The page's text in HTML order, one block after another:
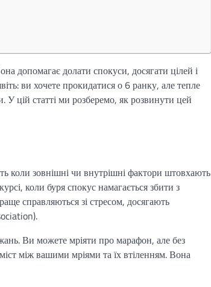
допомагає долати спокуси, досягати цілей і
ви хочете прокидатися о 6 ранку, але тепле
цій статті ми розберемо, як розвинути цей
коли зовнішні чи внутрішні фактори штовхають
коли буря спокус намагається збити з
справляються зі стресом, досягають
Ви можете мріяти про марафон, але без
між вашими мріями та їх втіленням. Вона